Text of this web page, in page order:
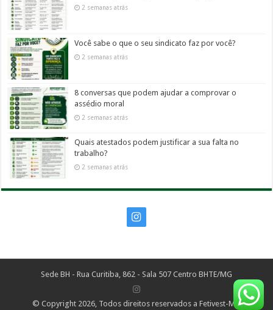
2 semanas atrás
Você sabe o que o seu sindicato faz por você?
2 semanas atrás
8 conversas que podem ajudar a comprovar o
assédio moral
2 semanas atrás
Quais atestados podem justificar a sua falta no
trabalho?
2 semanas atrás
Sede BH - Rua Curitiba, 862 - Sala 507 Centro BHTE/MG
© Copyright 2026, Todos direitos reservados a Fetivest-MG